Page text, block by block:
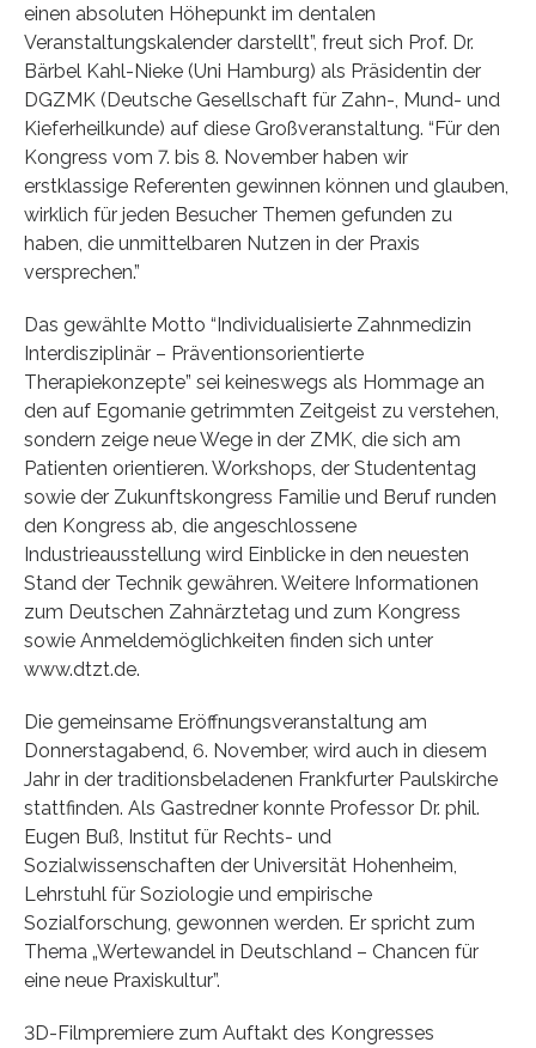
einen absoluten Höhepunkt im dentalen
Veranstaltungskalender darstellt”, freut sich Prof. Dr.
Bärbel Kahl-Nieke (Uni Hamburg) als Präsidentin der
DGZMK (Deutsche Gesellschaft für Zahn-, Mund- und
Kieferheilkunde) auf diese Großveranstaltung. “Für den
Kongress vom 7. bis 8. November haben wir
erstklassige Referenten gewinnen können und glauben,
wirklich für jeden Besucher Themen gefunden zu
haben, die unmittelbaren Nutzen in der Praxis
versprechen.”
Das gewählte Motto “Individualisierte Zahnmedizin
Interdisziplinär – Präventionsorientierte
Therapiekonzepte” sei keineswegs als Hommage an
den auf Egomanie getrimmten Zeitgeist zu verstehen,
sondern zeige neue Wege in der ZMK, die sich am
Patienten orientieren. Workshops, der Studententag
sowie der Zukunftskongress Familie und Beruf runden
den Kongress ab, die angeschlossene
Industrieausstellung wird Einblicke in den neuesten
Stand der Technik gewähren. Weitere Informationen
zum Deutschen Zahnärztetag und zum Kongress
sowie Anmeldemöglichkeiten finden sich unter
www.dtzt.de.
Die gemeinsame Eröffnungsveranstaltung am
Donnerstagabend, 6. November, wird auch in diesem
Jahr in der traditionsbeladenen Frankfurter Paulskirche
stattfinden. Als Gastredner konnte Professor Dr. phil.
Eugen Buß, Institut für Rechts- und
Sozialwissenschaften der Universität Hohenheim,
Lehrstuhl für Soziologie und empirische
Sozialforschung, gewonnen werden. Er spricht zum
Thema „Wertewandel in Deutschland – Chancen für
eine neue Praxiskultur”.
3D-Filmpremiere zum Auftakt des Kongresses